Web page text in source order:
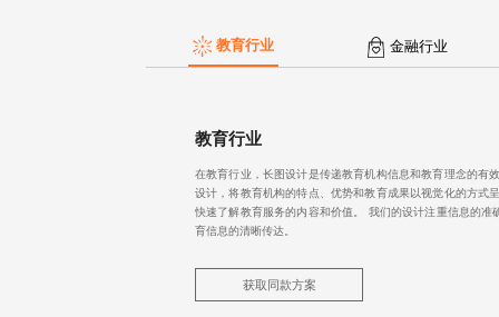
教育行业 金融行业
教育行业
在教育行业，长图设计是传递教育机构信息和教育理念的有
设计，将教育机构的特点、优势和教育成果以视觉化的方式
快速了解教育服务的内容和价值。 我们的设计注重信息的准
育信息的清晰传达。
获取同款方案